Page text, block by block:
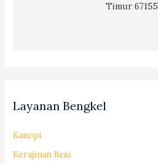
Timur 67155
Layanan Bengkel
Kanopi
Kerajinan Besi